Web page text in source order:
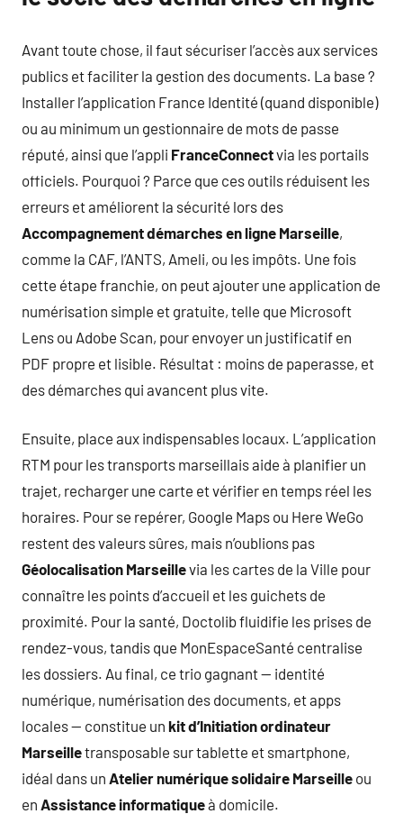
Avant toute chose, il faut sécuriser l’accès aux services
publics et faciliter la gestion des documents. La base ?
Installer l’application France Identité (quand disponible)
ou au minimum un gestionnaire de mots de passe
réputé, ainsi que l’appli FranceConnectvia les portails
officiels. Pourquoi ? Parce que ces outils réduisent les
erreurs et améliorent la sécurité lors des
Accompagnement démarches en ligne Marseille,
comme la CAF, l’ANTS, Ameli, ou les impôts. Une fois
cette étape franchie, on peut ajouter une application de
numérisation simple et gratuite, telle que Microsoft
Lens ou Adobe Scan, pour envoyer un justificatif en
PDF propre et lisible. Résultat : moins de paperasse, et
des démarches qui avancent plus vite.
Ensuite, place aux indispensables locaux. L’application
RTM pour les transports marseillais aide à planifier un
trajet, recharger une carte et vérifier en temps réel les
horaires. Pour se repérer, Google Maps ou Here WeGo
restent des valeurs sûres, mais n’oublions pas
Géolocalisation Marseillevia les cartes de la Ville pour
connaître les points d’accueil et les guichets de
proximité. Pour la santé, Doctolib fluidifie les prises de
rendez-vous, tandis que MonEspaceSanté centralise
les dossiers. Au final, ce trio gagnant — identité
numérique, numérisation des documents, et apps
locales — constitue un kit d’Initiation ordinateur
Marseilletransposable sur tablette et smartphone,
idéal dans un Atelier numérique solidaire Marseille ou
en Assistance informatiqueà domicile.